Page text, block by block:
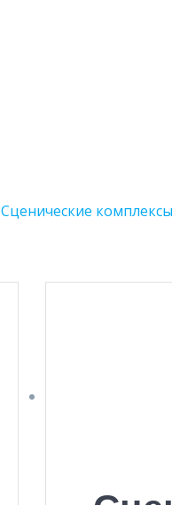
Сценические